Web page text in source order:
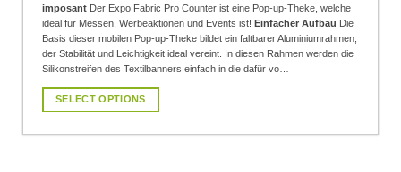
imposant Der Expo Fabric Pro Counter ist eine Pop-up-Theke, welche
ideal für Messen, Werbeaktionen und Events ist! Einfacher Aufbau Die
Basis dieser mobilen Pop-up-Theke bildet ein faltbarer Aluminiumrahmen,
der Stabilität und Leichtigkeit ideal vereint. In diesen Rahmen werden die
Silikonstreifen des Textilbanners einfach in die dafür vo…
SELECT OPTIONS
Produkt